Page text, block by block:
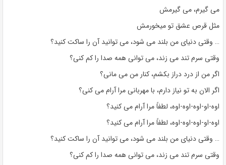
می گیرم، می گیرمش
مثل قرص عشق تو میخورمش
… وقتی دنیای من بلند می شود، می توانید آن را ساکت کنید؟
وقتی سرم تند می زند، می توانی همه صدا را کم کنی؟
اگر من از درد دراز بکشم، کنار من می مانی؟
اگر الان به تو نیاز دارم، با مهربانی مرا آرام می کنی؟
اوه-او-اوه-اوه-اوه، لطفاً مرا آرام می کنید؟
اوه-او-اوه-اوه-اوه، لطفاً مرا آرام می کنید؟
… وقتی دنیای من بلند می شود، می توانید آن را ساکت کنید؟
وقتی سرم تند می زند، می توانی همه صدا را کم کنی؟